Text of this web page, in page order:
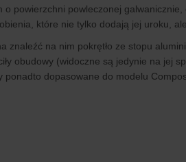
powierzchni powleczonej galwanicznie,
które nie tylko dodają jej uroku,
znaleźć na nim pokrętło ze stopu
obudowy (widoczne są jedynie na jej
ponadto dopasowane do modelu